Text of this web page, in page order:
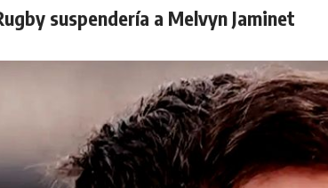
suspendería a Melvyn Jaminet